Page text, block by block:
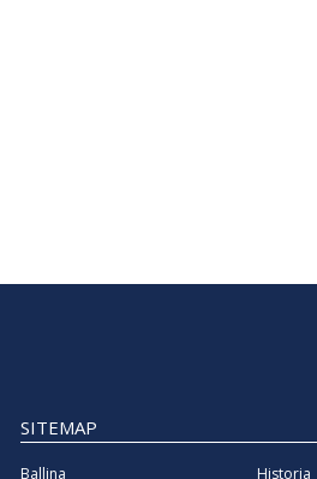
SITEMAP
Ballina Historia